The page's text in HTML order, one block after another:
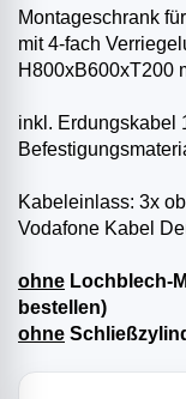
Montageschrank
mit 4-fach
H800xB600xT200
inkl. Erdungskabel
Kabeleinlass: 3x
Vodafone Kabel
ohne Lochblech-
bestellen)
ohne